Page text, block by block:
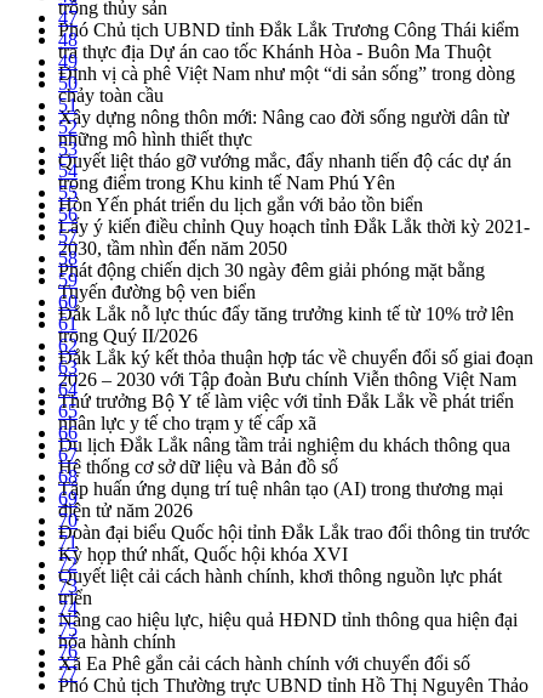
trồng thủy sản
Phó Chủ tịch UBND tỉnh Đắk Lắk Trương Công Thái kiểm
tra thực địa Dự án cao tốc Khánh Hòa - Buôn Ma Thuột
Định vị cà phê Việt Nam như một “di sản sống” trong dòng
chảy toàn cầu
Xây dựng nông thôn mới: Nâng cao đời sống người dân từ
những mô hình thiết thực
Quyết liệt tháo gỡ vướng mắc, đẩy nhanh tiến độ các dự án
trọng điểm trong Khu kinh tế Nam Phú Yên
Hòn Yến phát triển du lịch gắn với bảo tồn biển
Lấy ý kiến điều chỉnh Quy hoạch tỉnh Đắk Lắk thời kỳ 2021-
2030, tầm nhìn đến năm 2050
Phát động chiến dịch 30 ngày đêm giải phóng mặt bằng
Tuyến đường bộ ven biển
Đắk Lắk nỗ lực thúc đẩy tăng trưởng kinh tế từ 10% trở lên
trong Quý II/2026
Đắk Lắk ký kết thỏa thuận hợp tác về chuyển đổi số giai đoạn
2026 – 2030 với Tập đoàn Bưu chính Viễn thông Việt Nam
Thứ trưởng Bộ Y tế làm việc với tỉnh Đắk Lắk về phát triển
nhân lực y tế cho trạm y tế cấp xã
Du lịch Đắk Lắk nâng tầm trải nghiệm du khách thông qua
Hệ thống cơ sở dữ liệu và Bản đồ số
Tập huấn ứng dụng trí tuệ nhân tạo (AI) trong thương mại
điện tử năm 2026
Đoàn đại biểu Quốc hội tỉnh Đắk Lắk trao đổi thông tin trước
Kỳ họp thứ nhất, Quốc hội khóa XVI
Quyết liệt cải cách hành chính, khơi thông nguồn lực phát
triển
Nâng cao hiệu lực, hiệu quả HĐND tỉnh thông qua hiện đại
hóa hành chính
Xã Ea Phê gắn cải cách hành chính với chuyển đổi số
Phó Chủ tịch Thường trực UBND tỉnh Hồ Thị Nguyên Thảo
47
48
49
50
51
52
53
54
55
56
57
58
59
60
61
62
63
64
65
66
67
68
69
70
71
72
73
74
75
76
77